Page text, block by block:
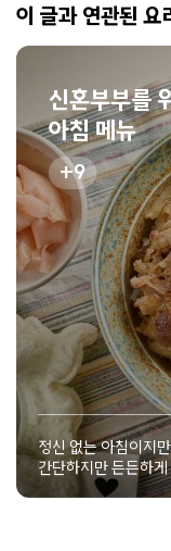
이 글과 연관된 요
신혼부부를
아침 메뉴
9
정신 없는 아침이지만
간단하지만 든든하